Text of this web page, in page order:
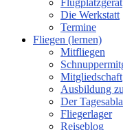
Flugplatzgerät
Die Werkstatt
Termine
Fliegen (lernen)
Mitfliegen
Mitgliedschaft
Ausbildung
Der
Fliegerlager
Reiseblog